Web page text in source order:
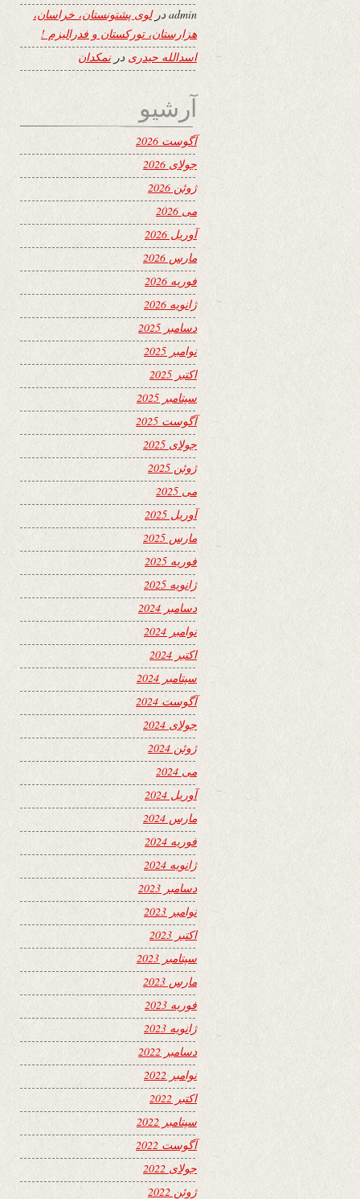
adminدرلوی پشتونستان، خراسان،
هزارستان، تورکستان و فدرالیزم !
اسدالله حیدری درنمکدان
آرشیو
آگوست 2026
جولای 2026
ژوئن 2026
می 2026
آوریل 2026
مارس 2026
فوریه 2026
ژانویه 2026
دسامبر 2025
نوامبر 2025
اکتبر 2025
سپتامبر 2025
آگوست 2025
جولای 2025
ژوئن 2025
می 2025
آوریل 2025
مارس 2025
فوریه 2025
ژانویه 2025
دسامبر 2024
نوامبر 2024
اکتبر 2024
سپتامبر 2024
آگوست 2024
جولای 2024
ژوئن 2024
می 2024
آوریل 2024
مارس 2024
فوریه 2024
ژانویه 2024
دسامبر 2023
نوامبر 2023
اکتبر 2023
سپتامبر 2023
مارس 2023
فوریه 2023
ژانویه 2023
دسامبر 2022
نوامبر 2022
اکتبر 2022
سپتامبر 2022
آگوست 2022
جولای 2022
ژوئن 2022